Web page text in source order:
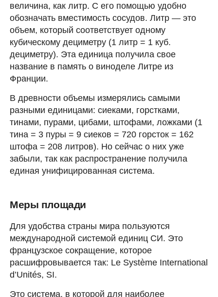
величина, как литр. С его помощью удобно
обозначать вместимость сосудов. Литр — это
объем, который соответствует одному
кубическому дециметру (1 литр = 1 куб.
дециметру). Эта единица получила свое
название в память о виноделе Литре из
Франции.
В древности объемы измерялись самыми
разными единицами: сиеками, горстками,
тинами, пурами, цибами, штофами, ложками (1
тина = 3 пуры = 9 сиеков = 720 горсток = 162
штофа = 208 литров). Но сейчас о них уже
забыли, так как распространение получила
единая унифицированная система.
Меры площади
Для удобства страны мира пользуются
международной системой единиц СИ. Это
французское сокращение, которое
расшифровывается так: Le Système International
d’Unités, SI.
Это система, в которой для наиболее